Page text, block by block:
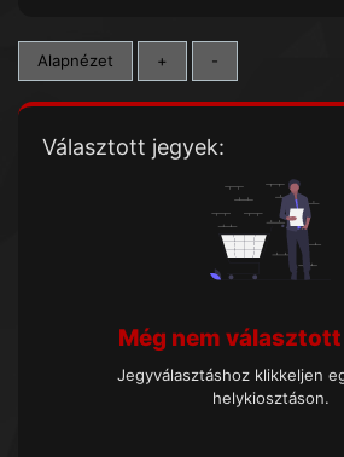
Alapnézet + -
Választott jegyek:
Még nem
Jegyválasztáshoz klikkeljen
helykiosztáson.